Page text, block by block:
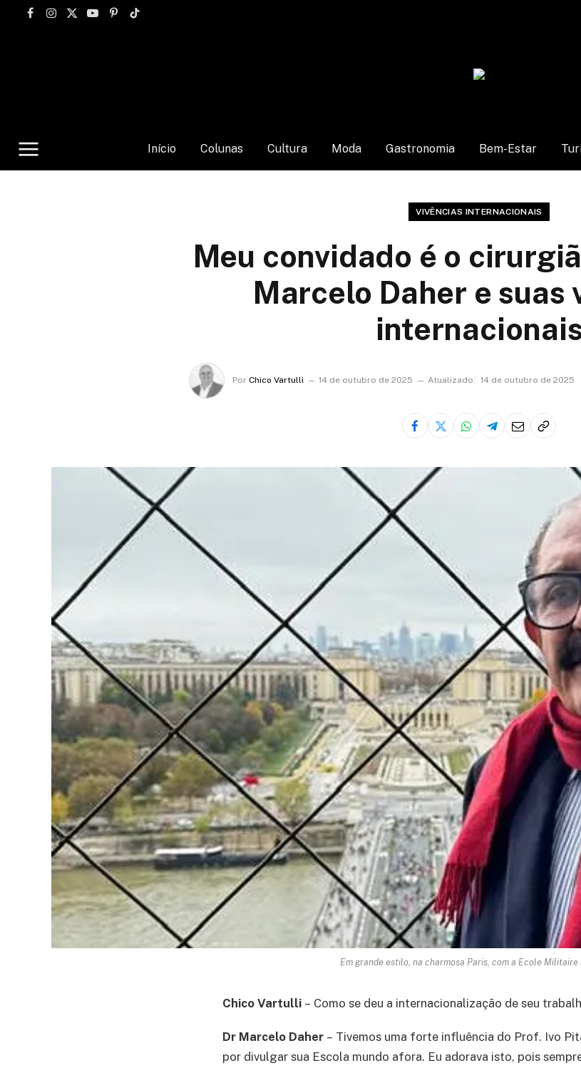
Facebook
Instagram
X
YouTubePinterest
TikTok
Início Colunas Cultura Moda Gastronomia Bem-Estar
VIVÊNCIAS INTERNACIONAIS
Meu convidado é o
Marcelo Daher e suas
internacionais
Por Chico Vartulli 14 de outubro de 2025 Atualizado: 14 de outubro de 2025
Em grande estilo, na charmosa Paris, com a Ecole Militaire
Chico Vartulli – Como se deu a internacionalização de seu
Dr Marcelo Daher – Tivemos uma forte influência do Prof. Ivo
por divulgar sua Escola mundo afora. Eu adorava isto, pois